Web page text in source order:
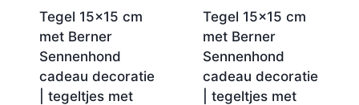
Tegel 15×15 cm
met Berner
Sennenhond
cadeau decoratie
| tegeltjes met
Tegel 15×15 cm
met Berner
Sennenhond
cadeau decoratie
| tegeltjes met